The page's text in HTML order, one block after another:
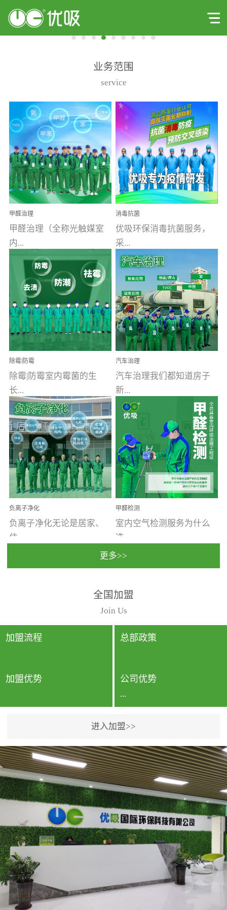
业务范围
service
甲醛治理
甲醛治理（全称光触媒室
内...
空气污染净化治理）工业
文明的进步，创造了多姿
多彩的家居产品和生活情
调，但也带来了以甲醛为
首的室内...
消毒抗菌
优吸环保消毒抗菌服务，
采...
用行业公认奥维牌消毒
液，具备杀死人体冠状病
毒的功效，杀菌率
99.99%。相对于传统消毒
液来说，无...
除霉|防霉
除霉|防霉室内霉菌的生
长...
受温度、湿度、基质养
分、通风四个条件影响，
温暖潮湿、营养物质多、
通风缓慢的空间最易滋生
大量霉菌的...
汽车治理
汽车治理我们都知道房子
新...
装修完会有甲醛，其实汽
车的甲醛超标问题更为严
重。汽车的空间范围小，
配件、皮具、装饰多，这
些都是汽...
负离子净化
负离子净化无论是居家、
住...
动，人类长时间停留的室
内空间都有整体消毒的需
要。因为空间内人流携带
的、空气...
甲醛检测
室内空气检测服务为什么
选...
行国家规定的标准检测方
法，空气采样量准确，检
测结果可靠，远胜于其他
检测...
更多>>
全国加盟
Join Us
加盟流程 总部政策
加盟优势 公司优势
...
专利保护优势、双甲资质
企业（“室内环境净化治理
甲级施工资质”“室内环境
污染治理资质等级证
书”）、拥有多名高级《环
境工程高级工程师》室内
空气治理资格认证的治理
人员、掌握室内空气净化
治理实用技术和五项专利
技术、八项计算机软件著
作权登记证书等。研发实
进入加盟>>